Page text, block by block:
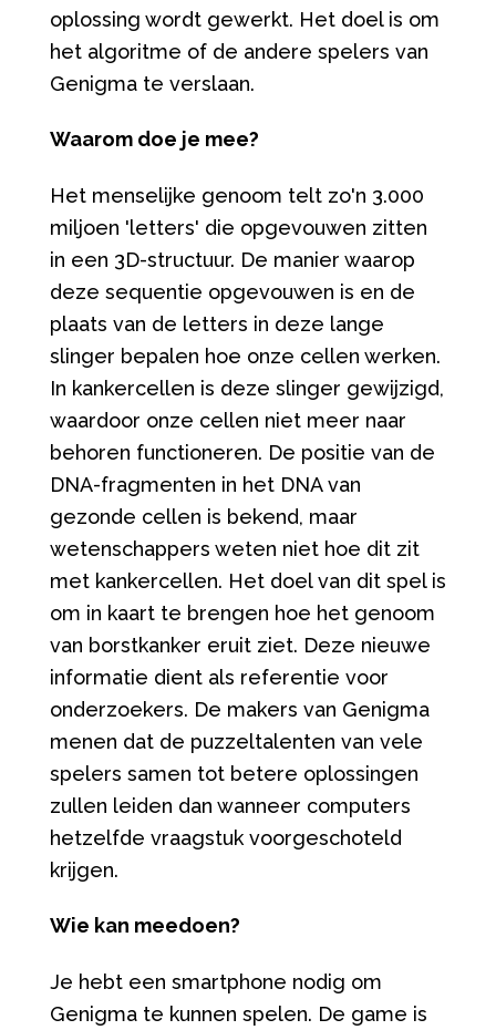
oplossing wordt gewerkt. Het doel is om
het algoritme of de andere spelers van
Genigma te verslaan.
Waarom doe je mee?
Het menselijke genoom telt zo'n 3.000
miljoen 'letters' die opgevouwen zitten
in een 3D-structuur. De manier waarop
deze sequentie opgevouwen is en de
plaats van de letters in deze lange
slinger bepalen hoe onze cellen werken.
In kankercellen is deze slinger gewijzigd,
waardoor onze cellen niet meer naar
behoren functioneren. De positie van de
DNA-fragmenten in het DNA van
gezonde cellen is bekend, maar
wetenschappers weten niet hoe dit zit
met kankercellen. Het doel van dit spel is
om in kaart te brengen hoe het genoom
van borstkanker eruit ziet. Deze nieuwe
informatie dient als referentie voor
onderzoekers. De makers van Genigma
menen dat de puzzeltalenten van vele
spelers samen tot betere oplossingen
zullen leiden dan wanneer computers
hetzelfde vraagstuk voorgeschoteld
krijgen.
Wie kan meedoen?
Je hebt een smartphone nodig om
Genigma te kunnen spelen. De game is